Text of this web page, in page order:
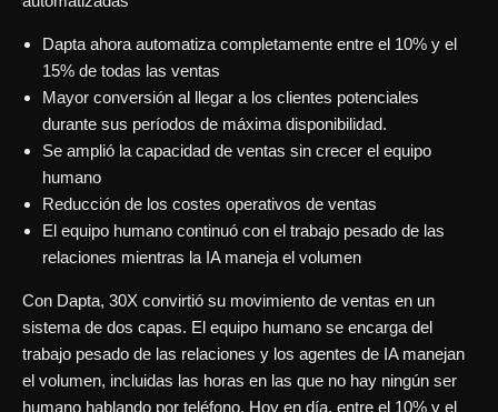
Dapta ahora automatiza completamente entre el 10% y el
15% de todas las ventas
Mayor conversión al llegar a los clientes potenciales
durante sus períodos de máxima disponibilidad.
Se amplió la capacidad de ventas sin crecer el equipo
humano
Reducción de los costes operativos de ventas
El equipo humano continuó con el trabajo pesado de las
relaciones mientras la IA maneja el volumen
Con Dapta, 30X convirtió su movimiento de ventas en un
sistema de dos capas. El equipo humano se encarga del
trabajo pesado de las relaciones y los agentes de IA manejan
el volumen, incluidas las horas en las que no hay ningún ser
humano hablando por teléfono. Hoy en día, entre el 10% y el